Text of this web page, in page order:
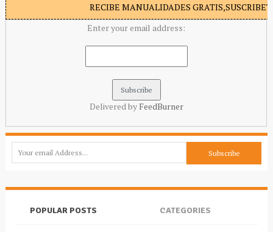
RECIBE MANUALIDADES
Enter your email address:
Delivered by FeedBurner
POPULAR POSTS CATEGORIES